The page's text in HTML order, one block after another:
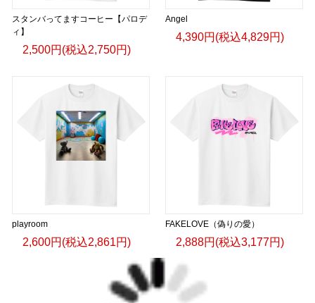
スタンバってますコーヒー【パロデ
ィ】
2,500円(税込2,750円)
Angel
4,390円(税込4,829円)
playroom
2,600円(税込2,861円)
FAKELOVE（偽りの愛）
2,888円(税込3,177円)